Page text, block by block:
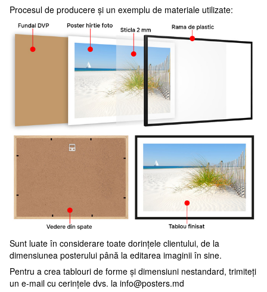
Procesul de producere și un exemplu de materiale utilizate:
Sunt luate în considerare toate dorințele clientului, de la
dimensiunea posterului până la editarea imaginii în sine.
Pentru a crea tablouri de forme și dimensiuni nestandard, trimiteți
un e-mail cu cerințele dvs. la info@posters.md